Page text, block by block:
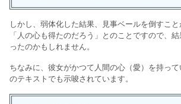
しかし、弱体化した結果、見事ベールを倒すこ
「人の心も得たのだろう」とのことですので、
ったのかもしれません。
ちなみに、彼女がかつて人間の心（愛）を持っ
のテキストでも示唆されています。